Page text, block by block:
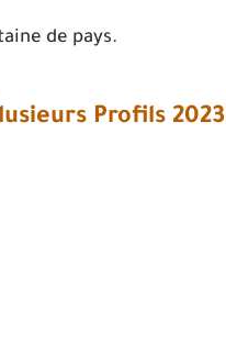
de pays.
Profils 2023